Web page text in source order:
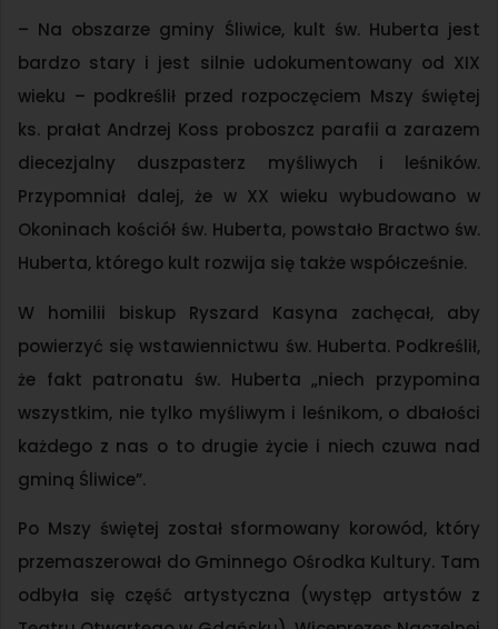
– Na obszarze gminy Śliwice, kult św. Huberta jest
bardzo stary i jest silnie udokumentowany od XIX
wieku – podkreślił przed rozpoczęciem Mszy świętej
ks. prałat Andrzej Koss proboszcz parafii a zarazem
diecezjalny duszpasterz myśliwych i leśników.
Przypomniał dalej, że w XX wieku wybudowano w
Okoninach kościół św. Huberta, powstało Bractwo św.
Huberta, którego kult rozwija się także współcześnie.
W homilii biskup Ryszard Kasyna zachęcał, aby
powierzyć się wstawiennictwu św. Huberta. Podkreślił,
że fakt patronatu św. Huberta „niech przypomina
wszystkim, nie tylko myśliwym i leśnikom, o dbałości
każdego z nas o to drugie życie i niech czuwa nad
gminą Śliwice”.
Po Mszy świętej został sformowany korowód, który
przemaszerował do Gminnego Ośrodka Kultury. Tam
odbyła się część artystyczna (występ artystów z